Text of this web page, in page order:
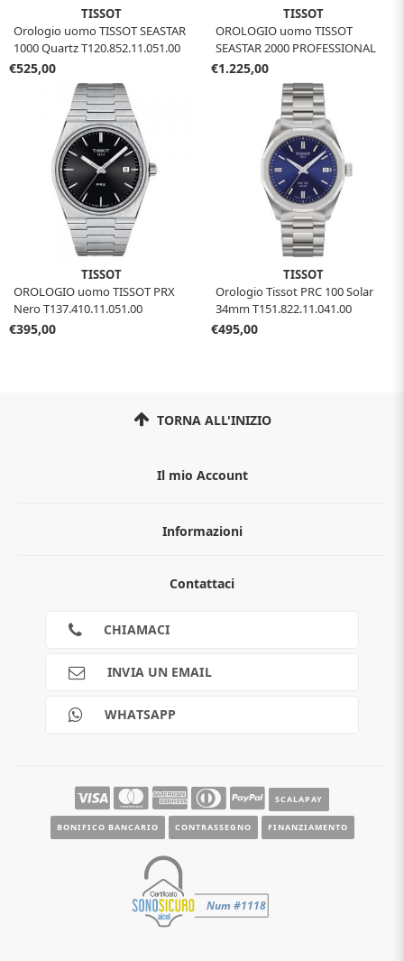
TISSOT
Orologio uomo TISSOT SEASTAR
1000 Quartz T120.852.11.051.00
€525,00
TISSOT
OROLOGIO uomo TISSOT
SEASTAR 2000 PROFESSIONAL
POWERMATIC 80
T120.607.11.041.01
€1.225,00
TISSOT
OROLOGIO uomo TISSOT PRX
Nero T137.410.11.051.00
€395,00
TISSOT
Orologio Tissot PRC 100 Solar
34mm T151.822.11.041.00
€495,00
TORNA ALL'INIZIO
Il mio Account
Informazioni
Guida all'acquisto
Scalapay
Contattaci
CHIAMACI
INVIA UN EMAIL
WHATSAPP
SCALAPAY
BONIFICO BANCARIO CONTRASSEGNO FINANZIAMENTO